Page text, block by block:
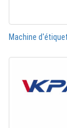
Machine